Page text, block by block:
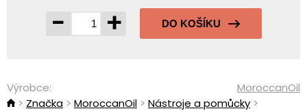
-
+ DO KOŠÍKU
Výrobce:
MoroccanOil
Značka
MoroccanOil
Nástroje a pomůcky